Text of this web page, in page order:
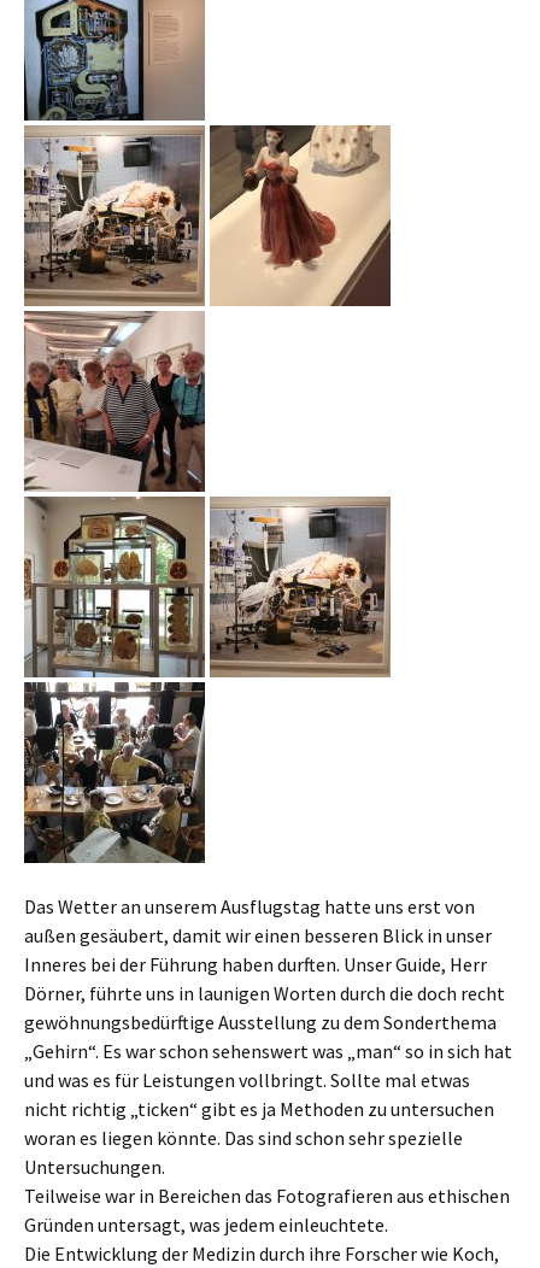
Das Wetter an unserem Ausflugstag hatte uns erst von
außen gesäubert, damit wir einen besseren Blick in unser
Inneres bei der Führung haben durften. Unser Guide, Herr
Dörner, führte uns in launigen Worten durch die doch recht
gewöhnungsbedürftige Ausstellung zu dem Sonderthema
„Gehirn“. Es war schon sehenswert was „man“ so in sich hat
und was es für Leistungen vollbringt. Sollte mal etwas
nicht richtig „ticken“ gibt es ja Methoden zu untersuchen
woran es liegen könnte. Das sind schon sehr spezielle
Untersuchungen.
Teilweise war in Bereichen das Fotografieren aus ethischen
Gründen untersagt, was jedem einleuchtete.
Die Entwicklung der Medizin durch ihre Forscher wie Koch,